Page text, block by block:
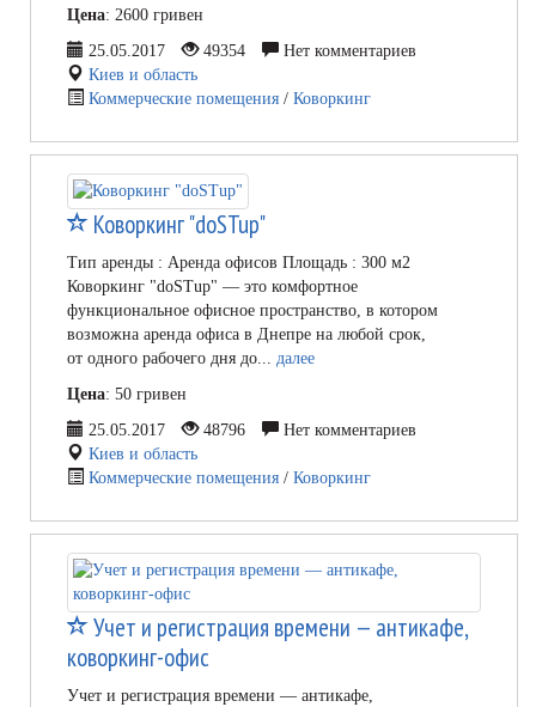
Цена: 2600 гривен
25.05.2017
49354
Нет комментариев
Киев и область
Коммерческие помещения / Коворкинг
Коворкинг "doSTup"
Тип аренды : Аренда офисов Площадь : 300 м2
Коворкинг "doSTup" — это комфортное
функциональное офисное пространство, в котором
возможна аренда офиса в Днепре на любой срок,
от одного рабочего дня до... далее
Цена: 50 гривен
25.05.2017
48796
Нет комментариев
Киев и область
Коммерческие помещения / Коворкинг
Учет и регистрация времени — антикафе,
коворкинг-офис
Учет и регистрация времени — антикафе,